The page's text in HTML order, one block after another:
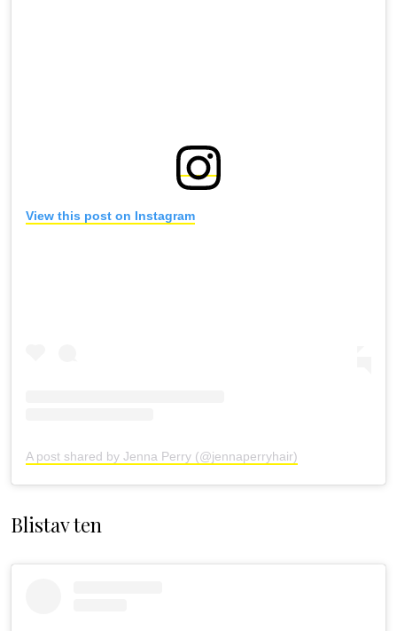
View this post on Instagram
A post shared by Jenna Perry (@jennaperryhair)
Blistav ten